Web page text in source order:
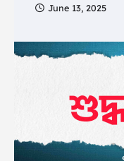
June 13, 2025